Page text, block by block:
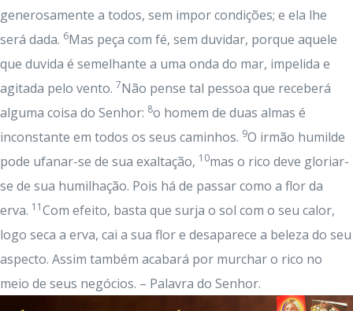
generosamente a todos, sem impor condições; e ela lhe
será dada. 6Mas peça com fé, sem duvidar, porque aquele
que duvida é semelhante a uma onda do mar, impelida e
agitada pelo vento. 7Não pense tal pessoa que receberá
alguma coisa do Senhor: 8o homem de duas almas é
inconstante em todos os seus caminhos. 9O irmão humilde
pode ufanar-se de sua exaltação, 10mas o rico deve gloriar-
se de sua humilhação. Pois há de passar como a flor da
erva. 11Com efeito, basta que surja o sol com o seu calor,
logo seca a erva, cai a sua flor e desaparece a beleza do seu
aspecto. Assim também acabará por murchar o rico no
meio de seus negócios. – Palavra do Senhor.